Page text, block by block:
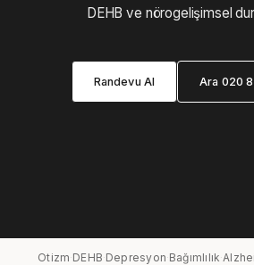
DEHB ve nörogelişimsel
Randevu Al Ara 020
Otizm·DEHB·Depresyon·Bağımlılık·